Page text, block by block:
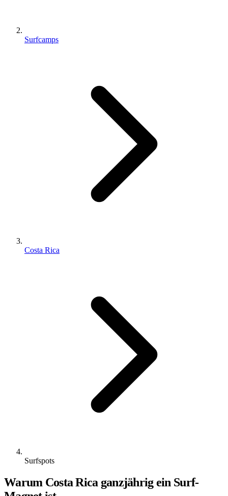
Surfcamps
Costa Rica
Surfspots
Warum Costa Rica ganzjährig ein Surf-